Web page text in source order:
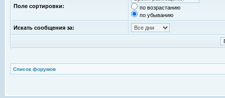
Поле сортировки:
по возрастанию
по убыванию
Искать сообщения за:
Список форумов